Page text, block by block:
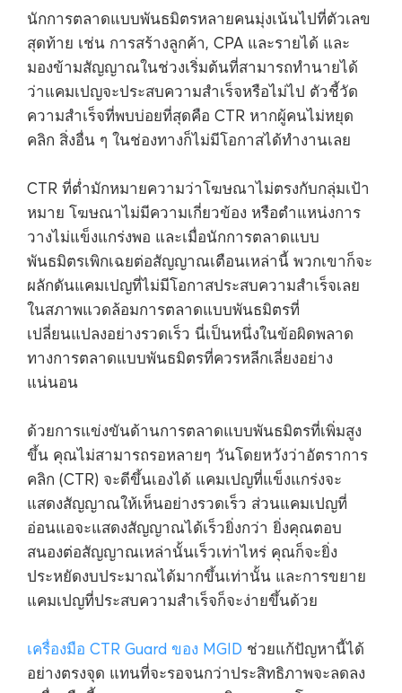
นักการตลาดแบบพันธมิตรหลายคนมุ่งเน้นไปที่ตัวเลข
สุดท้าย เช่น การสร้างลูกค้า, CPA และรายได้ และ
มองข้ามสัญญาณในช่วงเริ่มต้นที่สามารถทำนายได้
ว่าแคมเปญจะประสบความสำเร็จหรือไม่ไป ตัวชี้วัด
ความสำเร็จที่พบบ่อยที่สุดคือ CTR หากผู้คนไม่หยุด
คลิก สิ่งอื่น ๆ ในช่องทางก็ไม่มีโอกาสได้ทำงานเลย
CTR ที่ต่ำมักหมายความว่าโฆษณาไม่ตรงกับกลุ่มเป้า
หมาย โฆษณาไม่มีความเกี่ยวข้อง หรือตำแหน่งการ
วางไม่แข็งแกร่งพอ และเมื่อนักการตลาดแบบ
พันธมิตรเพิกเฉยต่อสัญญาณเตือนเหล่านี้ พวกเขาก็จะ
ผลักดันแคมเปญที่ไม่มีโอกาสประสบความสำเร็จเลย
ในสภาพแวดล้อมการตลาดแบบพันธมิตรที่
เปลี่ยนแปลงอย่างรวดเร็ว นี่เป็นหนึ่งในข้อผิดพลาด
ทางการตลาดแบบพันธมิตรที่ควรหลีกเลี่ยงอย่าง
แน่นอน
ด้วยการแข่งขันด้านการตลาดแบบพันธมิตรที่เพิ่มสูง
ขึ้น คุณไม่สามารถรอหลายๆ วันโดยหวังว่าอัตราการ
คลิก (CTR) จะดีขึ้นเองได้ แคมเปญที่แข็งแกร่งจะ
แสดงสัญญาณให้เห็นอย่างรวดเร็ว ส่วนแคมเปญที่
อ่อนแอจะแสดงสัญญาณได้เร็วยิ่งกว่า ยิ่งคุณตอบ
สนองต่อสัญญาณเหล่านั้นเร็วเท่าไหร่ คุณก็จะยิ่ง
ประหยัดงบประมาณได้มากขึ้นเท่านั้น และการขยาย
แคมเปญที่ประสบความสำเร็จก็จะง่ายขึ้นด้วย
เครื่องมือ CTR Guard ของ MGID ช่วยแก้ปัญหานี้ได้
อย่างตรงจุด แทนที่จะรอจนกว่าประสิทธิภาพจะลดลง